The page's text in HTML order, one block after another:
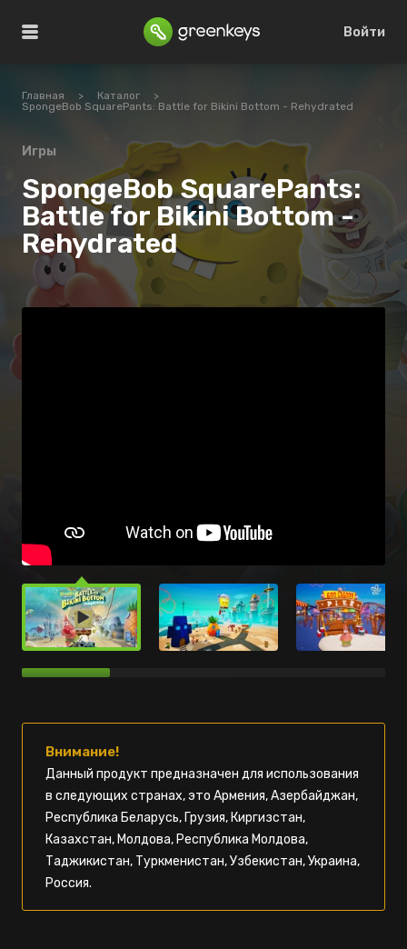
Войти
Главная > Каталог
>
SpongeBob SquarePants: Battle for Bikini Bottom - Rehydrated
Игры
SpongeBob SquarePants:
Battle for Bikini Bottom -
Rehydrated
Внимание!
Данный продукт предназначен для использования
в следующих странах, это Армения, Азербайджан,
Республика Беларусь, Грузия, Киргизстан,
Казахстан, Молдова, Республика Молдова,
Таджикистан, Туркменистан, Узбекистан, Украина,
Россия.